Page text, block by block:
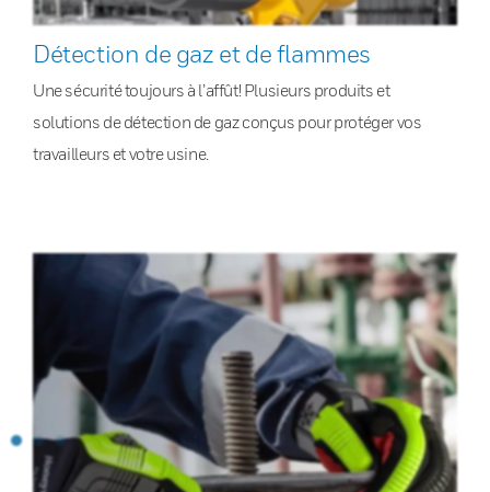
Détection de gaz et de flammes
Une sécurité toujours à l’affût! Plusieurs produits et
solutions de détection de gaz conçus pour protéger vos
travailleurs et votre usine.